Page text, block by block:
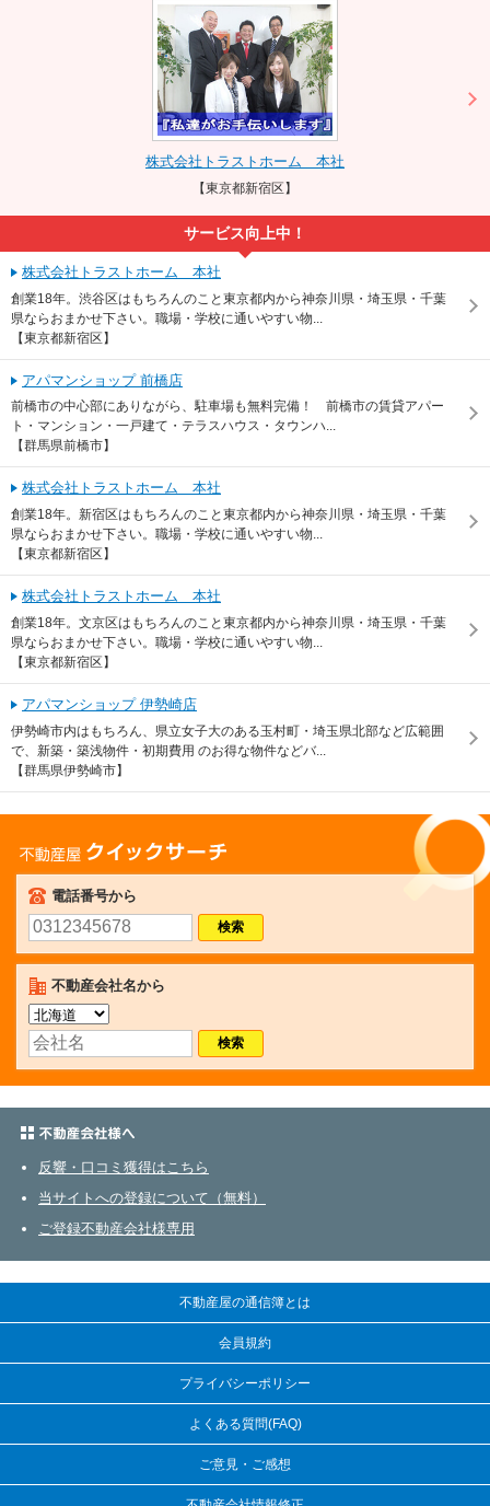
株式会社トラストホーム 本社
【東京都新宿区】
サービス向上中！
株式会社トラストホーム 本社
創業18年。渋谷区はもちろんのこと東京都内から神奈川県・埼玉県・千葉
県ならおまかせ下さい。職場・学校に通いやすい物...
【東京都新宿区】
アパマンショップ 前橋店
前橋市の中心部にありながら、駐車場も無料完備！ 前橋市の賃貸アパー
ト・マンション・一戸建て・テラスハウス・タウンハ...
【群馬県前橋市】
株式会社トラストホーム 本社
創業18年。新宿区はもちろんのこと東京都内から神奈川県・埼玉県・千葉
県ならおまかせ下さい。職場・学校に通いやすい物...
【東京都新宿区】
株式会社トラストホーム 本社
創業18年。文京区はもちろんのこと東京都内から神奈川県・埼玉県・千葉
県ならおまかせ下さい。職場・学校に通いやすい物...
【東京都新宿区】
アパマンショップ 伊勢崎店
伊勢崎市内はもちろん、県立女子大のある玉村町・埼玉県北部など広範囲
で、新築・築浅物件・初期費用 のお得な物件などバ...
【群馬県伊勢崎市】
不動産屋クイックサーチ
電話番号から
不動産会社名から
反響・口コミ獲得はこちら
当サイトへの登録について（無料）
ご登録不動産会社様専用
不動産屋の通信簿とは
会員規約
プライバシーポリシー
よくある質問(FAQ)
ご意見・ご感想